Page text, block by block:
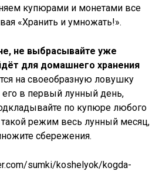
купюрами и монетами все
«Хранить и умножать!».
не выбрасывайте уже
для домашнего хранения
на своеобразную ловушку
его в первый лунный день,
по купюре любого
режим весь лунный месяц,
сбережения.
sumki/koshelyok/kogda-